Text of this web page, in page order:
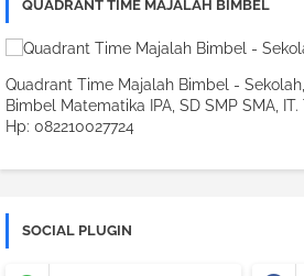
QUADRANT TIME MAJALAH BIMBEL
Quadrant Time Majalah Bimbel -
Bimbel Matematika IPA, SD SMP SMA,
Hp: 082210027724
SOCIAL PLUGIN